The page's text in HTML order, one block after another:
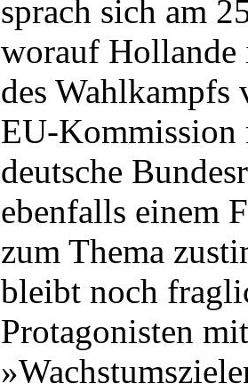
sprach sich am
worauf Hollande
des Wahlkampfs
EU-Kommission
deutsche
ebenfalls einem
zum Thema
bleibt noch
Protagonisten mit